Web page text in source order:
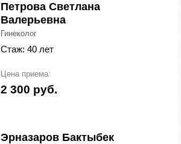
Петрова Светлана
Валерьевна
Гинеколог
Стаж: 40 лет
Цена приема:
2 300 руб.
Эрназаров Бактыбек